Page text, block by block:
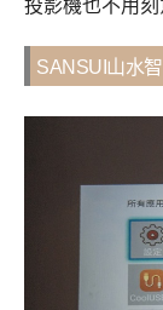
投影機也不用
SANSUI山水